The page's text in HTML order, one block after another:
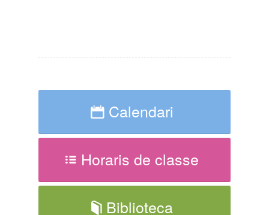
Calendari
Horaris de classe
Biblioteca